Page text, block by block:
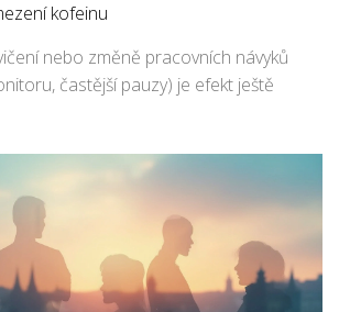
kofeinu
nebo změně pracovních návyků
častější pauzy) je efekt ještě